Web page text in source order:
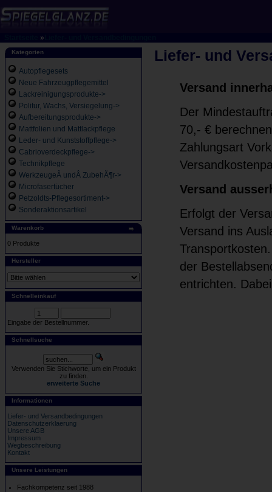
»
Kategorien
Autopflegesets
Neue Fahrzeugpflegemittel
Lackreinigungsprodukte->
Politur, Wachs, Versiegelung->
Aufbereitungsprodukte->
Mattfolien und Mattlackpflege
Leder- und Kunststoffpflege->
Cabrioverdeckpflege->
Technikpflege
WerkzeugeÂ undÂ ZubehÃ¶r->
Microfasertücher
Petzoldts-Pflegesortiment->
Sonderaktionsartikel
Warenkorb
0 Produkte
Hersteller
Schnelleinkauf
Eingabe der Bestellnummer.
Schnellsuche
Verwenden Sie Stichworte, um ein Produkt
zu finden.
erweiterte Suche
Informationen
Liefer- und Versandbedingungen
Datenschutzerklaerung
Unsere AGB
Impressum
Wegbeschreibung
Kontakt
Unsere Leistungen
Fachkompetenz seit 1988
Liefer- und
Versand
Der
70,- €
Zahlungsart
Versand
Erfolgt der
Versand ins
der
entrichten.